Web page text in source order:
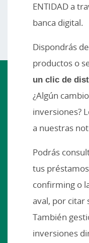
ENTIDAD a
banca digital.
Dispondrás
productos o
un clic de
¿Algún
inversiones?
a nuestras
Podrás
tus
confirming o
aval, por citar
También
inversiones